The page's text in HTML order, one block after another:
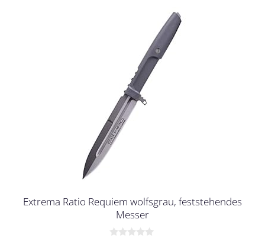
Extrema Ratio Requiem wolfsgrau, feststehendes
Messer